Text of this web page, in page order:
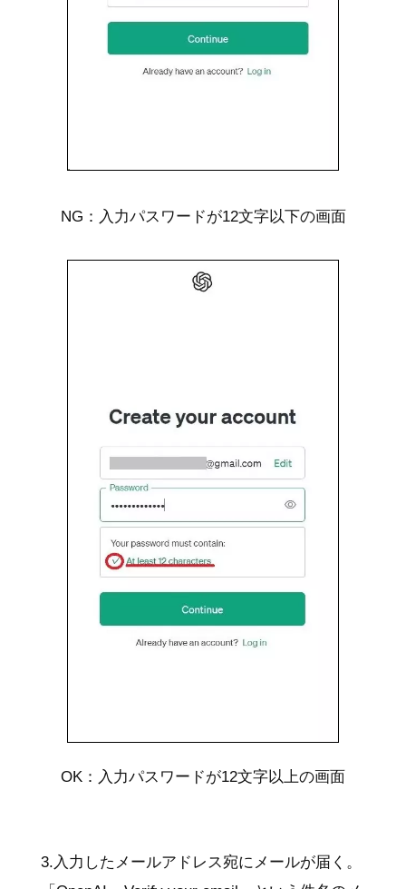
NG：入力パスワードが12文字以下の画面
OK：入力パスワードが12文字以上の画面
3.入力したメールアドレス宛にメールが届く。